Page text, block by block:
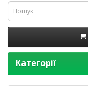
Категорії